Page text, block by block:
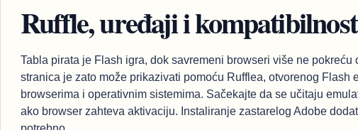
Ruffle, uređaji i kompatibilnost
Tabla pirata je Flash igra, dok savremeni browseri više ne
stranica je zato može prikazivati pomoću Rufflea, otvorenog Flash
browserima i operativnim sistemima. Sačekajte da se učitaju
ako browser zahteva aktivaciju. Instaliranje zastarelog Adobe